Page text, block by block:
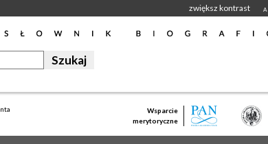
zwiększ kontrast A
Wsparcie
merytoryczne